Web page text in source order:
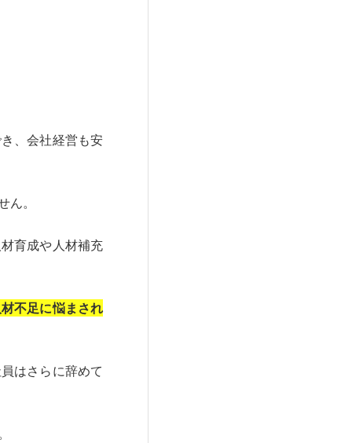
、会社経営も安
。
育成や人材補充
不足に悩まされ
はさらに辞めて